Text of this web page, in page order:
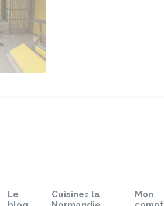
Le
Cuisinez la
Mon